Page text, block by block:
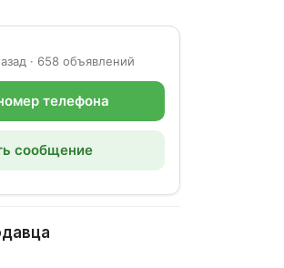
· 658 объявлений
телефона
сообщение